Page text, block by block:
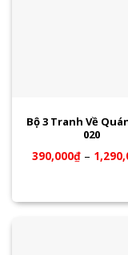
Bộ 3 Tranh Về
020
390,000₫–